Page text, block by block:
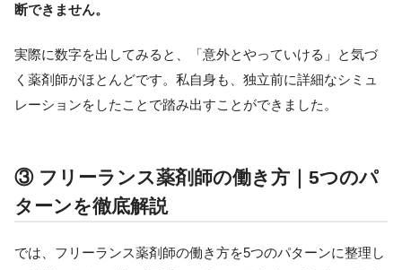
断できません。
実際に数字を出してみると、「意外とやっていける」と気づ
く薬剤師がほとんどです。私自身も、独立前に詳細なシミュ
レーションをしたことで踏み出すことができました。
③ フリーランス薬剤師の働き方｜5つのパ
ターンを徹底解説
では、フリーランス薬剤師の働き方を5つのパターンに整理し